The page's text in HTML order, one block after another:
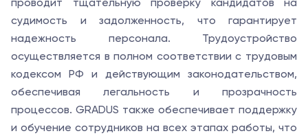
проводит тщательную проверку кандидатов на
судимость и задолженность, что гарантирует
надежность персонала. Трудоустройство
осуществляется в полном соответствии с трудовым
кодексом РФ и действующим законодательством,
обеспечивая легальность и прозрачность
процессов. GRADUS также обеспечивает поддержку
и обучение сотрудников на всех этапах работы, что